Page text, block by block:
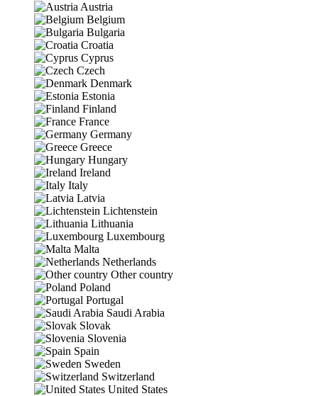
Austria
Belgium
Bulgaria
Croatia
Cyprus
Czech
Denmark
Estonia
Finland
France
Germany
Greece
Hungary
Ireland
Italy
Latvia
Lichtenstein
Lithuania
Luxembourg
Malta
Netherlands
Other country
Poland
Portugal
Saudi Arabia
Slovak
Slovenia
Spain
Sweden
Switzerland
United States